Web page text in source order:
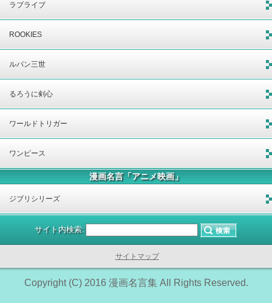
ラブライブ
ROOKIES
ルパン三世
るろうに剣心
ワールドトリガー
ワンピース
漫画名言「アニメ映画」
ジブリシリーズ
サイト内検索:
サイトマップ
Copyright (C) 2016 漫画名言集 All Rights Reserved.